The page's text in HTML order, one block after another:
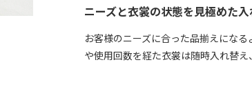
ニーズと衣裳の状態を見極めた
お客様のニーズに合った品揃えにな
や使用回数を経た衣裳は随時入れ替